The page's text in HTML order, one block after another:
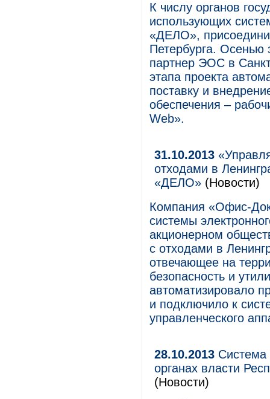
К числу органов
использующих
«ДЕЛО»,
Петербурга. Осенью
партнер ЭОС в
этапа проекта
поставку и
обеспечения –
Web».
31.10.2013
отходами в
«ДЕЛО» (Новости)
Компания «Офис-
системы
акционерном
с отходами в
отвечающее на
безопасность и
автоматизировало
и подключило к
управленческого
28.10.2013
органах власти
(Новости)